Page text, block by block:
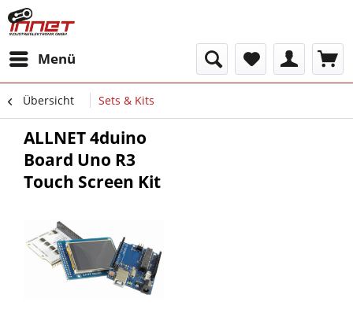
Menü
Übersicht Sets & Kits
ALLNET 4duino
Board Uno R3
Touch Screen Kit